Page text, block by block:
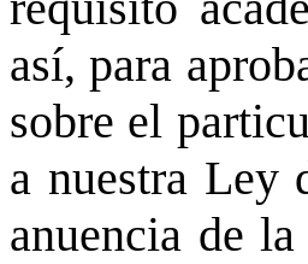
así, para
sobre el
a nuestra Ley
anuencia de